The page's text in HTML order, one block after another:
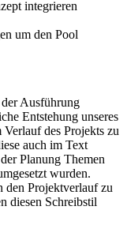
integrieren
um den Pool
Ausführung
Entstehung unseres
des Projekts zu
auch im Text
Planung Themen
wurden.
den Projektverlauf zu
diesen Schreibstil